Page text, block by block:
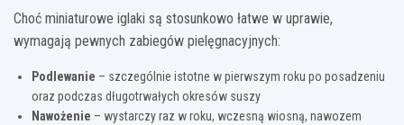
Choć miniaturowe iglaki są stosunkowo łatwe w uprawie,
wymagają pewnych zabiegów pielęgnacyjnych:
Podlewanie – szczególnie istotne w pierwszym roku po posadzeniu
oraz podczas długotrwałych okresów suszy
Nawożenie – wystarczy raz w roku, wczesną wiosną, nawozem